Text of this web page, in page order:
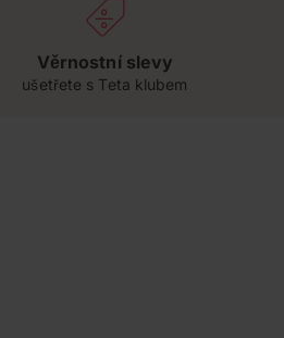
Věrnostní slevy
ušetřete s Teta klubem